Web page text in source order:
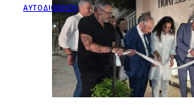
ΑΥΤΟΔΙΟΙΚΗΣΗ